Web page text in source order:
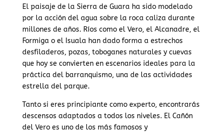
El paisaje de la Sierra de Guara ha sido modelado
por la acción del agua sobre la roca caliza durante
millones de años. Ríos como el Vero, el Alcanadre, el
Formiga o el Isuala han dado forma a estrechos
desfiladeros, pozas, toboganes naturales y cuevas
que hoy se convierten en escenarios ideales para la
práctica del barranquismo, una de las actividades
estrella del parque.
Tanto si eres principiante como experto, encontrarás
descensos adaptados a todos los niveles. El Cañón
del Vero es uno de los más famosos y